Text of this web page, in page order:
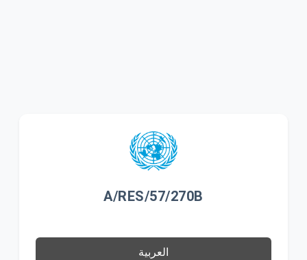
A/RES/57/270B
العربية